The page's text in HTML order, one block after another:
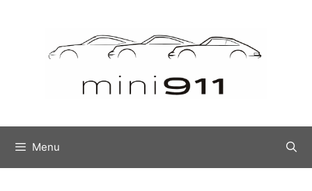
Menu